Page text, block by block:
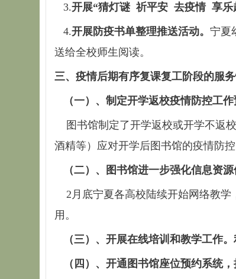
3.开展“猜灯谜 祈平安 去疫情 享乐
4.开展防疫书单整理推送活动。宁夏
送给全校师生阅读。
三、疫情后期有序复课复工阶段的服
（一）、制定开学返校疫情防控工作
图书馆制定了开学返校或开学不返
酒精等）应对开学后图书馆的疫情防控
（二）、图书馆进一步强化信息资源
2月底宁夏各高校陆续开始网络教学
用。
（三）、开展在线培训和教学工作
（四）、开通图书馆座位预约系统，